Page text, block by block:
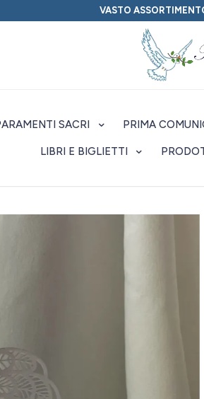
VASTO
SACRI PRIMA
LIBRI E BIGLIETTI